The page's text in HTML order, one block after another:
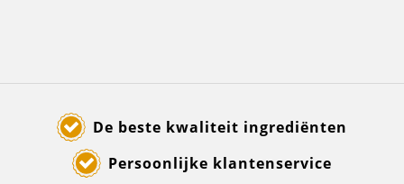
De beste kwaliteit ingrediënten
Persoonlijke klantenservice